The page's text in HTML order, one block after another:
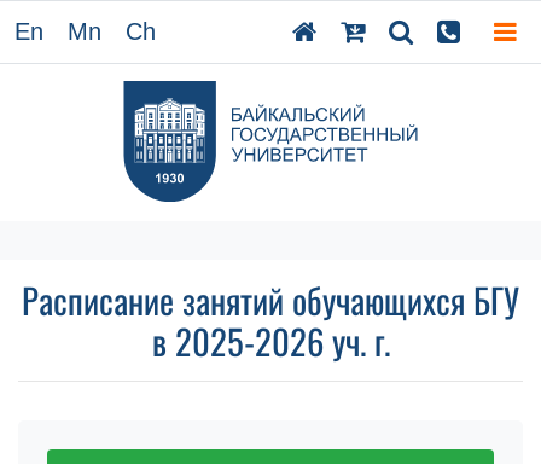
En Mn Ch
Расписание занятий обучающихся БГУ
в 2025-2026 уч. г.